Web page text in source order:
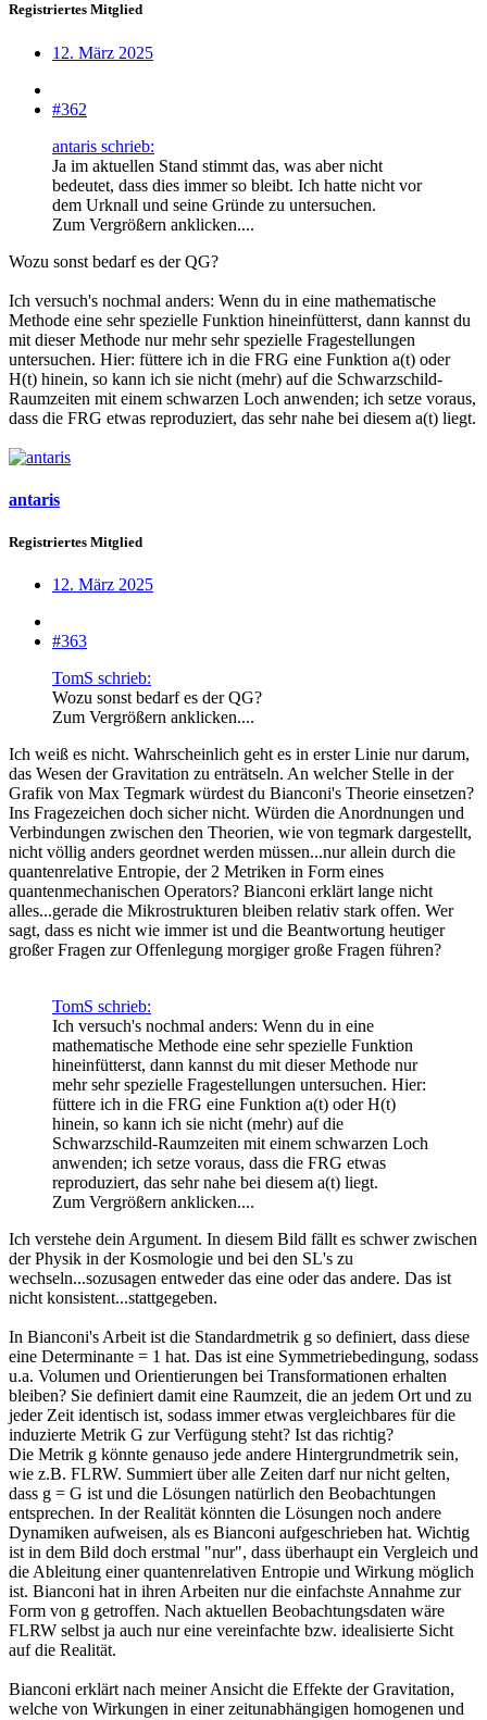
Registriertes Mitglied
12. März 2025
#362
antaris schrieb:
Ja im aktuellen Stand stimmt das, was aber nicht
bedeutet, dass dies immer so bleibt. Ich hatte nicht vor
dem Urknall und seine Gründe zu untersuchen.
Zum Vergrößern anklicken....
Wozu sonst bedarf es der QG?
Ich versuch's nochmal anders: Wenn du in eine mathematische
Methode eine sehr spezielle Funktion hineinfütterst, dann kannst du
mit dieser Methode nur mehr sehr spezielle Fragestellungen
untersuchen. Hier: füttere ich in die FRG eine Funktion a(t) oder
H(t) hinein, so kann ich sie nicht (mehr) auf die Schwarzschild-
Raumzeiten mit einem schwarzen Loch anwenden; ich setze voraus,
dass die FRG etwas reproduziert, das sehr nahe bei diesem a(t) liegt.
antaris
Registriertes Mitglied
12. März 2025
#363
TomS schrieb:
Wozu sonst bedarf es der QG?
Zum Vergrößern anklicken....
Ich weiß es nicht. Wahrscheinlich geht es in erster Linie nur darum,
das Wesen der Gravitation zu enträtseln. An welcher Stelle in der
Grafik von Max Tegmark würdest du Bianconi's Theorie einsetzen?
Ins Fragezeichen doch sicher nicht. Würden die Anordnungen und
Verbindungen zwischen den Theorien, wie von tegmark dargestellt,
nicht völlig anders geordnet werden müssen...nur allein durch die
quantenrelative Entropie, der 2 Metriken in Form eines
quantenmechanischen Operators? Bianconi erklärt lange nicht
alles...gerade die Mikrostrukturen bleiben relativ stark offen. Wer
sagt, dass es nicht wie immer ist und die Beantwortung heutiger
großer Fragen zur Offenlegung morgiger große Fragen führen?
TomS schrieb:
Ich versuch's nochmal anders: Wenn du in eine
mathematische Methode eine sehr spezielle Funktion
hineinfütterst, dann kannst du mit dieser Methode nur
mehr sehr spezielle Fragestellungen untersuchen. Hier:
füttere ich in die FRG eine Funktion a(t) oder H(t)
hinein, so kann ich sie nicht (mehr) auf die
Schwarzschild-Raumzeiten mit einem schwarzen Loch
anwenden; ich setze voraus, dass die FRG etwas
reproduziert, das sehr nahe bei diesem a(t) liegt.
Zum Vergrößern anklicken....
Ich verstehe dein Argument. In diesem Bild fällt es schwer zwischen
der Physik in der Kosmologie und bei den SL's zu
wechseln...sozusagen entweder das eine oder das andere. Das ist
nicht konsistent...stattgegeben.
In Bianconi's Arbeit ist die Standardmetrik g so definiert, dass diese
eine Determinante = 1 hat. Das ist eine Symmetriebedingung, sodass
u.a. Volumen und Orientierungen bei Transformationen erhalten
bleiben? Sie definiert damit eine Raumzeit, die an jedem Ort und zu
jeder Zeit identisch ist, sodass immer etwas vergleichbares für die
induzierte Metrik G zur Verfügung steht? Ist das richtig?
Die Metrik g könnte genauso jede andere Hintergrundmetrik sein,
wie z.B. FLRW. Summiert über alle Zeiten darf nur nicht gelten,
dass g = G ist und die Lösungen natürlich den Beobachtungen
entsprechen. In der Realität könnten die Lösungen noch andere
Dynamiken aufweisen, als es Bianconi aufgeschrieben hat. Wichtig
ist in dem Bild doch erstmal "nur", dass überhaupt ein Vergleich und
die Ableitung einer quantenrelativen Entropie und Wirkung möglich
ist. Bianconi hat in ihren Arbeiten nur die einfachste Annahme zur
Form von g getroffen. Nach aktuellen Beobachtungsdaten wäre
FLRW selbst ja auch nur eine vereinfachte bzw. idealisierte Sicht
auf die Realität.
Bianconi erklärt nach meiner Ansicht die Effekte der Gravitation,
welche von Wirkungen in einer zeitunabhängigen homogenen und